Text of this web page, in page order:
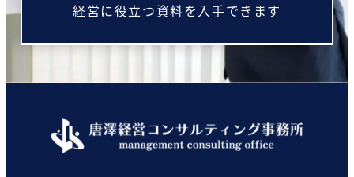
経営に役立つ資料を入手できます